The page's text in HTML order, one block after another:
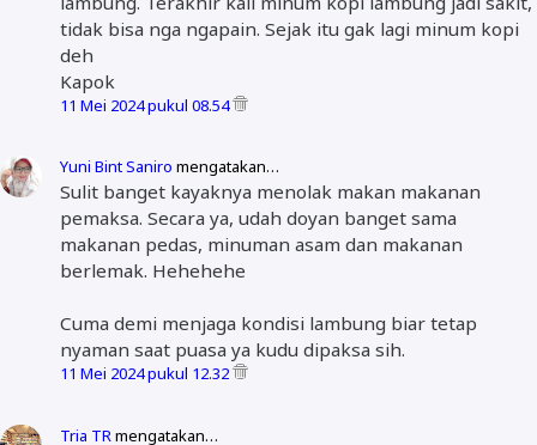
tidak bisa nga ngapain. Sejak itu gak lagi minum kopi
deh
Kapok
11 Mei 2024 pukul 08.54
Yuni Bint Saniro mengatakan…
Sulit banget kayaknya menolak makan makanan
pemaksa. Secara ya, udah doyan banget sama
makanan pedas, minuman asam dan makanan
berlemak. Hehehehe
Cuma demi menjaga kondisi lambung biar tetap
nyaman saat puasa ya kudu dipaksa sih.
11 Mei 2024 pukul 12.32
Tria TRmengatakan…